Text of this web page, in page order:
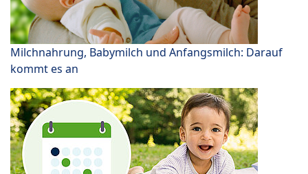
Milchnahrung, Babymilch und Anfangsmilch: Darauf
kommt es an